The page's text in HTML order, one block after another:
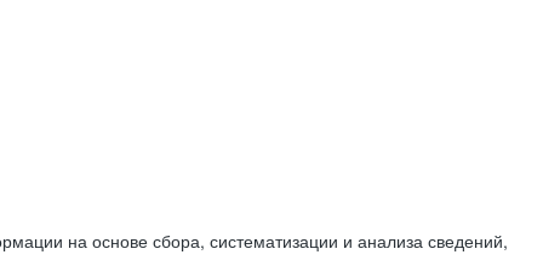
на основе сбора, систематизации и анализа сведений,